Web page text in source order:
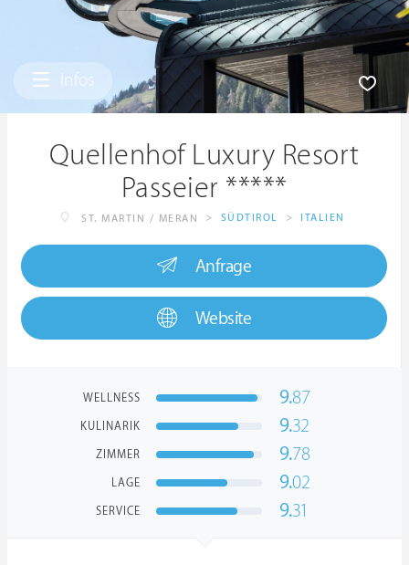
Infos
Quellenhof Luxury Resort
Passeier *****
ST. MARTIN / MERAN > SÜDTIROL > ITALIEN
Anfrage
Website
WELLNESS 9.87
KULINARIK 9.32
ZIMMER 9.78
LAGE 9.02
SERVICE 9.31